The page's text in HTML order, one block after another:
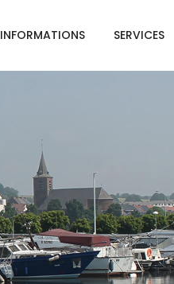
INFORMATIONS SERVICES